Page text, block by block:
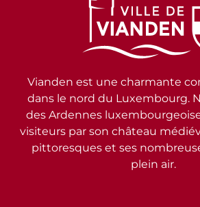
Vianden est une charmante
dans le nord du Luxembourg.
des Ardennes
visiteurs par son château
pittoresques et ses
plein air.